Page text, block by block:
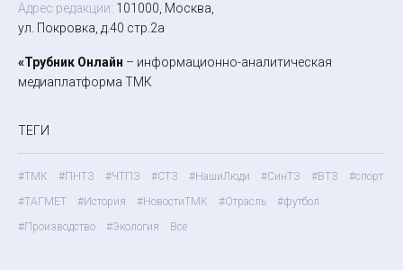
Адрес редакции: 101000, Москва,
ул. Покровка, д.40 стр.2а
«Трубник Онлайн – информационно-аналитическая
медиаплатформа ТМК
ТЕГИ
#ТМК #ПНТЗ #ЧТПЗ #СТЗ #НашиЛюди #СинТЗ #ВТЗ
#спорт
#ТАГМЕТ
#История #НовостиТМК #Отрасль
#футбол
#Производство
#Экология Все